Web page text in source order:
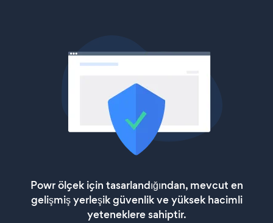
Powr ölçek için tasarlandığından, mevcut en
gelişmiş yerleşik güvenlik ve yüksek hacimli
yeteneklere sahiptir.